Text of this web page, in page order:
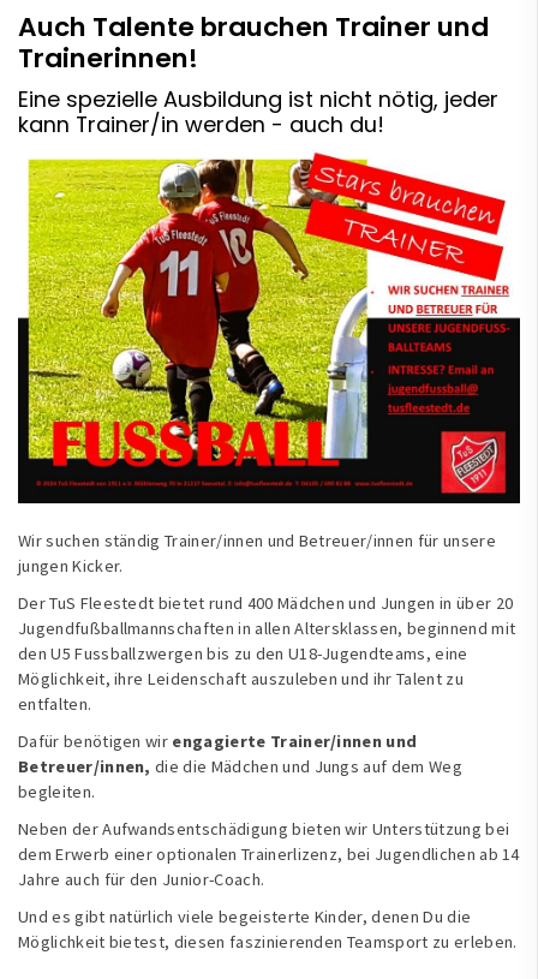
Auch Talente brauchen Trainer und
Trainerinnen!
Eine spezielle Ausbildung ist nicht nötig, jeder
kann Trainer/in werden - auch du!
Wir suchen ständig Trainer/innen und Betreuer/innen für unsere
jungen Kicker.
Der TuS Fleestedt bietet rund 400 Mädchen und Jungen in über 20
Jugendfußballmannschaften in allen Altersklassen, beginnend mit
den U5 Fussballzwergen bis zu den U18-Jugendteams, eine
Möglichkeit, ihre Leidenschaft auszuleben und ihr Talent zu
entfalten.
Dafür benötigen wir engagierte Trainer/innen und
Betreuer/innen, die die Mädchen und Jungs auf dem Weg
begleiten.
Neben der Aufwandsentschädigung bieten wir Unterstützung bei
dem Erwerb einer optionalen Trainerlizenz, bei Jugendlichen ab 14
Jahre auch für den Junior-Coach.
Und es gibt natürlich viele begeisterte Kinder, denen Du die
Möglichkeit bietest, diesen faszinierenden Teamsport zu erleben.